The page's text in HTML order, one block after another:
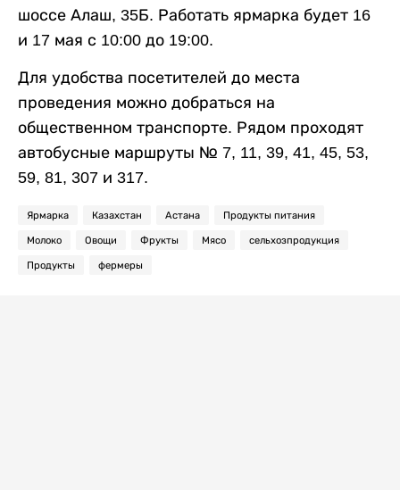
шоссе Алаш, 35Б. Работать ярмарка будет 16
и 17 мая с 10:00 до 19:00.
Для удобства посетителей до места
проведения можно добраться на
общественном транспорте. Рядом проходят
автобусные маршруты № 7, 11, 39, 41, 45, 53,
59, 81, 307 и 317.
Ярмарка Казахстан Астана Продукты питания
Молоко Овощи Фрукты Мясо сельхозпродукция
Продукты фермеры